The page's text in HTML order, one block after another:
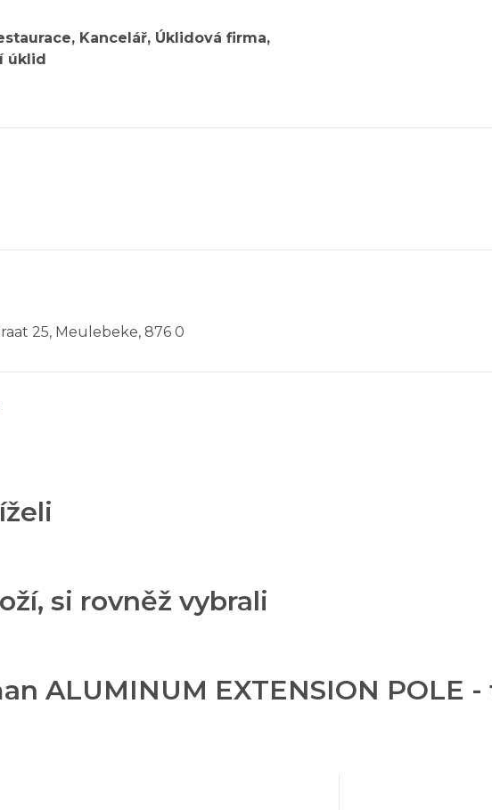
Kancelář, Úklidová firma,
úklid
25, Meulebeke, 876 0
si rovněž vybrali
ALUMINUM EXTENSION POLE